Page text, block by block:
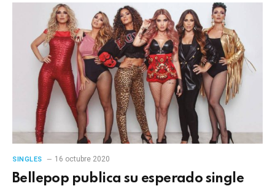
SINGLES 16 octubre 2020
Bellepop publica su esperado single